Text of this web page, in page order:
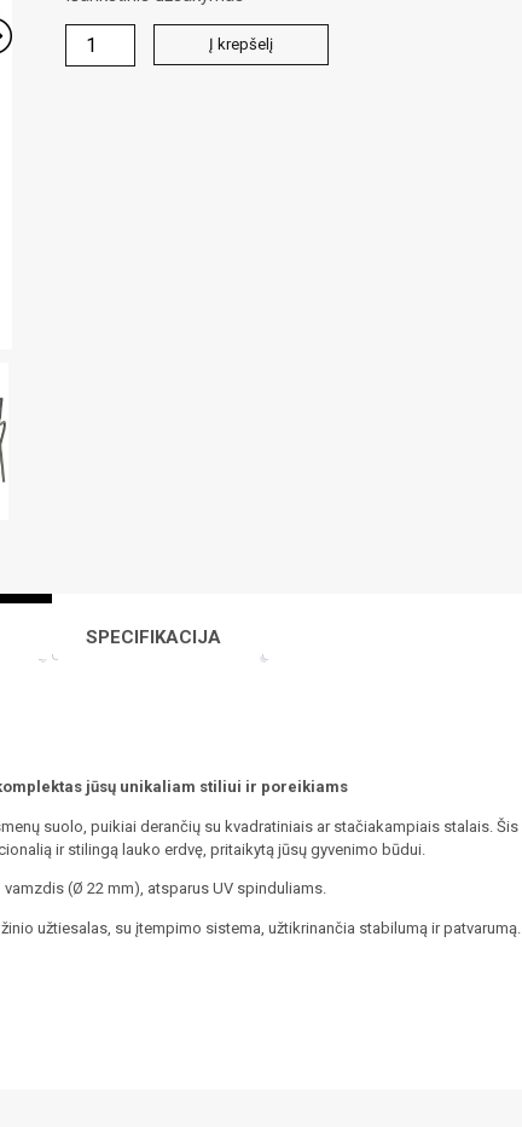
produkto
kiekis:
Į krepšelį
SPECIFIKACIJA
jūsų unikaliam stiliui ir poreikiams
suolo, puikiai derančių su kvadratiniais ar stačiakampiais stalais. Šis
ir stilingą lauko erdvę, pritaikytą jūsų gyvenimo būdui.
(Ø 22 mm), atsparus UV spinduliams.
užtiesalas, su įtempimo sistema, užtikrinančia stabilumą ir patvarumą.